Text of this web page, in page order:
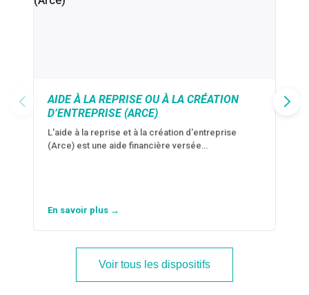
AIDE À LA REPRISE OU À LA CRÉATION
D’ENTREPRISE (ARCE)
L'aide à la reprise et à la création d'entreprise
(Arce) est une aide financière versée…
En savoir plus →
Voir tous les dispositifs